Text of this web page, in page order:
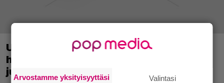
Uusi PS Plus -seikkailupeli on saanut
huippuarvostelut – saapui heti
julkaisupäivänään tilaajien saataville
Arvostamme yksityisyyttäsi Valintasi